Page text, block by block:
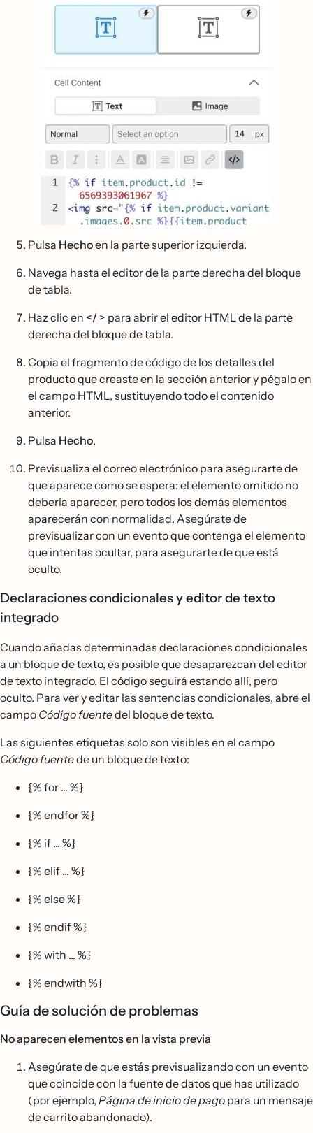
Pulsa Hechoen la parte superior izquierda.
Navega hasta el editor de la parte derecha del bloque
de tabla.
Haz clic en </ > para abrir el editor HTML de la parte
derecha del bloque de tabla.
Copia el fragmento de código de los detalles del
producto que creaste en la sección anterior y pégalo en
el campo HTML, sustituyendo todo el contenido
anterior.
Pulsa Hecho.
Previsualiza el correo electrónico para asegurarte de
que aparece como se espera: el elemento omitido no
debería aparecer, pero todos los demás elementos
aparecerán con normalidad. Asegúrate de
previsualizar con un evento que contenga el elemento
que intentas ocultar, para asegurarte de que está
oculto.
Declaraciones condicionales y editor de texto
integrado
Cuando añadas determinadas declaraciones condicionales
a un bloque de texto, es posible que desaparezcan del editor
de texto integrado. El código seguirá estando allí, pero
oculto. Para ver y editar las sentencias condicionales, abre el
campo Código fuentedel bloque de texto.
Las siguientes etiquetas solo son visibles en el campo
Código fuentede un bloque de texto:
{% for ... %}
{% endfor %}
{% if ... %}
{% elif ... %}
{% else %}
{% endif %}
{% with ... %}
{% endwith %}
Guía de solución de problemas
No aparecen elementos en la vista previa
Asegúrate de que estás previsualizando con un evento
que coincide con la fuente de datos que has utilizado
(por ejemplo, Página de inicio de pago para un mensaje
de carrito abandonado).